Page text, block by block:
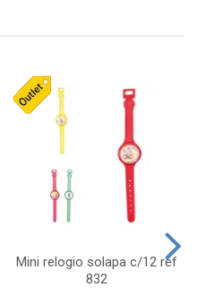
Mini relogio solapa c/12 ref
832